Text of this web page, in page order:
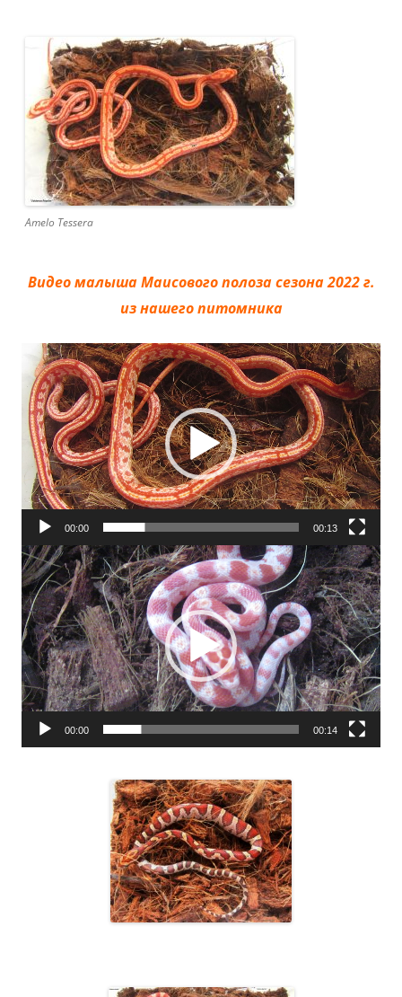
Amelo Tessera
Видео малыша Маисового полоза сезона 2022 г.
из нашего питомника
Видеоплеер
00:00 00:13
Видеоплеер
00:00 00:14